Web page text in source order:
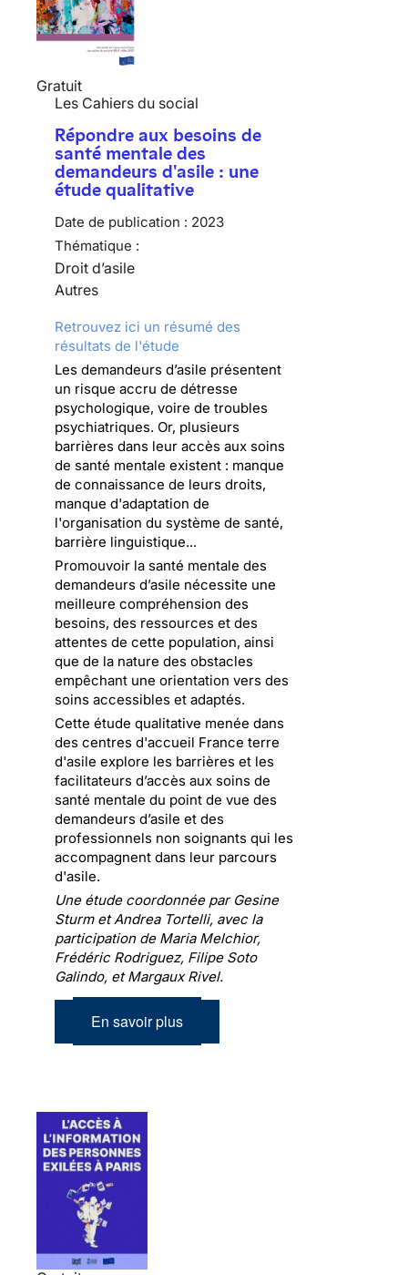
Gratuit
Les Cahiers du social
Répondre aux besoins de
santé mentale des
demandeurs d'asile : une
étude qualitative
Date de publication : 2023
Thématique :
Droit d’asile
Autres
Retrouvez ici un résumé des
résultats de l'étude
Les demandeurs d’asile présentent
un risque accru de détresse
psychologique, voire de troubles
psychiatriques. Or, plusieurs
barrières dans leur accès aux soins
de santé mentale existent : manque
de connaissance de leurs droits,
manque d'adaptation de
l'organisation du système de santé,
barrière linguistique...
Promouvoir la santé mentale des
demandeurs d’asile nécessite une
meilleure compréhension des
besoins, des ressources et des
attentes de cette population, ainsi
que de la nature des obstacles
empêchant une orientation vers des
soins accessibles et adaptés.
Cette étude qualitative menée dans
des centres d'accueil France terre
d'asile explore les barrières et les
facilitateurs d’accès aux soins de
santé mentale du point de vue des
demandeurs d’asile et des
professionnels non soignants qui les
accompagnent dans leur parcours
d'asile.
Une étude coordonnée par Gesine
Sturm et Andrea Tortelli, avec la
participation de Maria Melchior,
Frédéric Rodriguez, Filipe Soto
Galindo, et Margaux Rivel.
En savoir plus